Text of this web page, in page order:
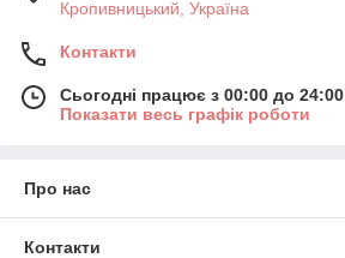
Кропивницький, Україна
Контакти
Сьогодні працює з 00:00 до 24:00
Показати весь графік роботи
Про нас
Контакти